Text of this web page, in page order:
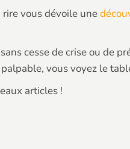
vous dévoile une
cesse de crise ou de
vous voyez le
articles !